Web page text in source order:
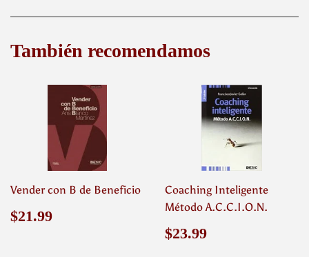
También recomendamos
Vender con B de Beneficio
Precio
$21.99
Coaching Inteligente
Método A.C.C.I.O.N.
Precio
$23.99